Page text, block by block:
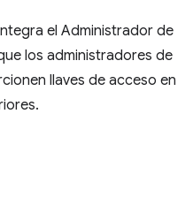
el Administrador de
los administradores de
llaves de acceso en